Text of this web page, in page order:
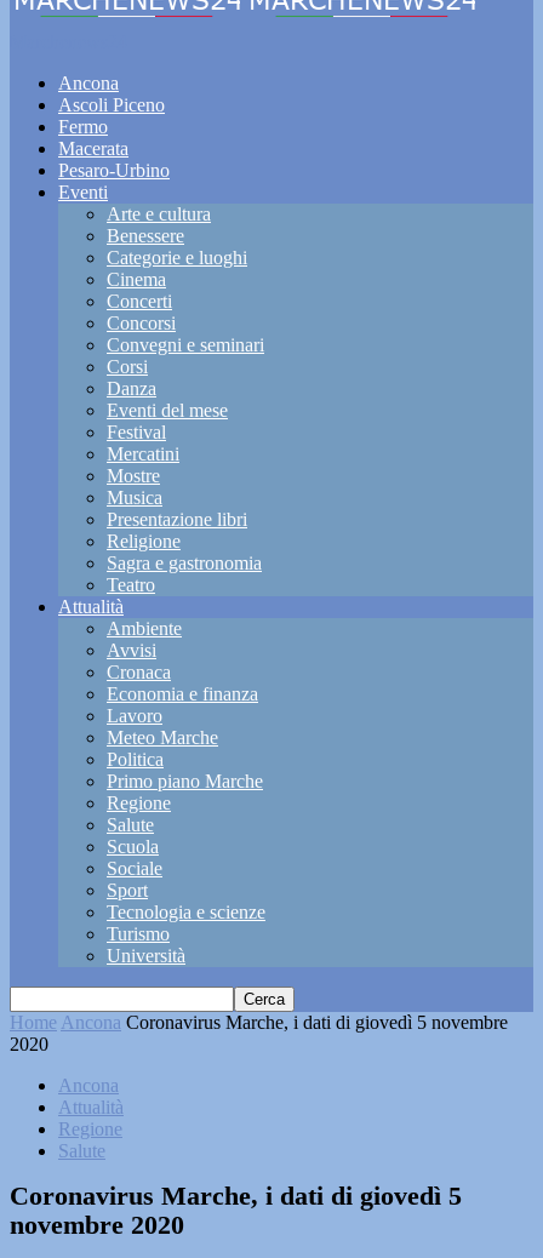
Ancona
Ascoli Piceno
Fermo
Macerata
Pesaro-Urbino
Eventi
Arte e cultura
Benessere
Categorie e luoghi
Cinema
Concerti
Concorsi
Convegni e seminari
Corsi
Danza
Eventi del mese
Festival
Mercatini
Mostre
Musica
Presentazione libri
Religione
Sagra e gastronomia
Teatro
Attualità
Ambiente
Avvisi
Cronaca
Economia e finanza
Lavoro
Meteo Marche
Politica
Primo piano Marche
Regione
Salute
Scuola
Sociale
Sport
Tecnologia e scienze
Turismo
Università
Home Ancona Coronavirus Marche, i dati di giovedì 5 novembre
2020
Ancona
Attualità
Regione
Salute
Coronavirus Marche, i dati di giovedì 5
novembre 2020